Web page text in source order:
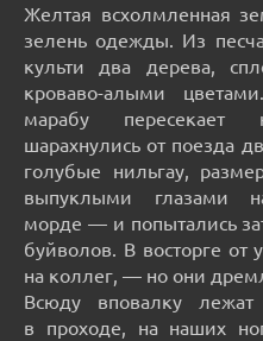
Желтая всхолмленная
зелень одежды. Из
культи два дерева,
кроваво-алыми
марабу
шарахнулись от поезда
голубые нильгау,
выпуклыми глазами
морде — и попытались
буйволов. В восторге от
на коллег, — но они
Всюду вповалку
в проходе, на наших